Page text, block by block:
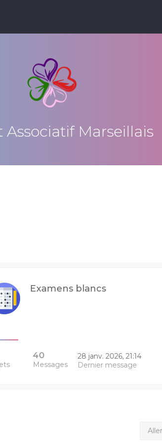
Associatif Marseillais
Examens blancs
40
Messages
28 janv. 2026, 21:14
Dernier message
Aller